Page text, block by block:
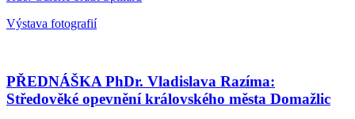
Výstava fotografií
PŘEDNÁŠKA PhDr. Vladislava Razíma:
Středověké opevnění královského města Domažlic